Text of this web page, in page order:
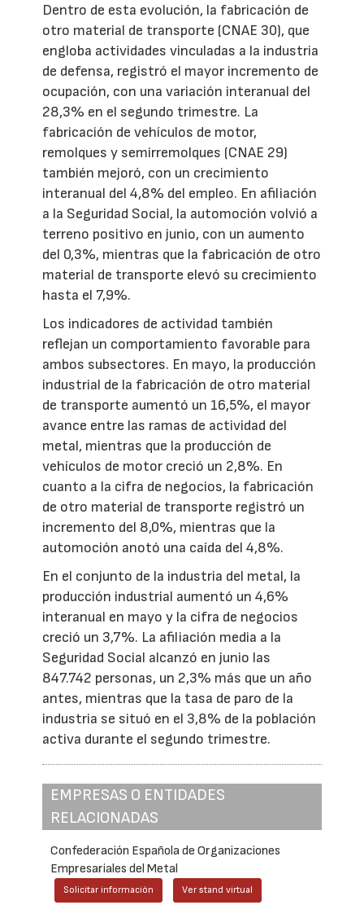
Dentro de esta evolución, la fabricación de
otro material de transporte (CNAE 30), que
engloba actividades vinculadas a la industria
de defensa, registró el mayor incremento de
ocupación, con una variación interanual del
28,3% en el segundo trimestre. La
fabricación de vehículos de motor,
remolques y semirremolques (CNAE 29)
también mejoró, con un crecimiento
interanual del 4,8% del empleo. En afiliación
a la Seguridad Social, la automoción volvió a
terreno positivo en junio, con un aumento
del 0,3%, mientras que la fabricación de otro
material de transporte elevó su crecimiento
hasta el 7,9%.
Los indicadores de actividad también
reflejan un comportamiento favorable para
ambos subsectores. En mayo, la producción
industrial de la fabricación de otro material
de transporte aumentó un 16,5%, el mayor
avance entre las ramas de actividad del
metal, mientras que la producción de
vehículos de motor creció un 2,8%. En
cuanto a la cifra de negocios, la fabricación
de otro material de transporte registró un
incremento del 8,0%, mientras que la
automoción anotó una caída del 4,8%.
En el conjunto de la industria del metal, la
producción industrial aumentó un 4,6%
interanual en mayo y la cifra de negocios
creció un 3,7%. La afiliación media a la
Seguridad Social alcanzó en junio las
847.742 personas, un 2,3% más que un año
antes, mientras que la tasa de paro de la
industria se situó en el 3,8% de la población
activa durante el segundo trimestre.
EMPRESAS O ENTIDADES
RELACIONADAS
Confederación Española de Organizaciones
Empresariales del Metal
Solicitar información Ver stand virtual